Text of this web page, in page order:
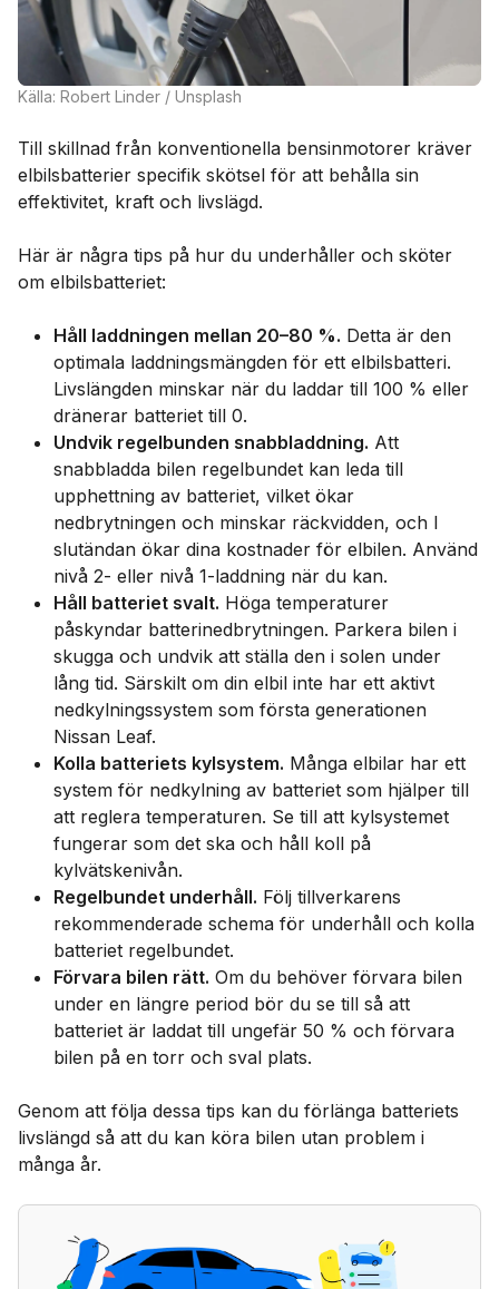
Källa: Robert Linder / Unsplash
Till skillnad från konventionella bensinmotorer kräver
elbilsbatterier specifik skötsel för att behålla sin
effektivitet, kraft och livslägd.
Här är några tips på hur du underhåller och sköter
om elbilsbatteriet:
Håll laddningen mellan 20–80 %. Detta är den
optimala laddningsmängden för ett elbilsbatteri.
Livslängden minskar när du laddar till 100 % eller
dränerar batteriet till 0.
Undvik regelbunden snabbladdning. Att
snabbladda bilen regelbundet kan leda till
upphettning av batteriet, vilket ökar
nedbrytningen och minskar räckvidden, och I
slutändan ökar dina kostnader för elbilen. Använd
nivå 2- eller nivå 1-laddning när du kan.
Håll batteriet svalt. Höga temperaturer
påskyndar batterinedbrytningen. Parkera bilen i
skugga och undvik att ställa den i solen under
lång tid. Särskilt om din elbil inte har ett aktivt
nedkylningssystem som första generationen
Nissan Leaf.
Kolla batteriets kylsystem. Många elbilar har ett
system för nedkylning av batteriet som hjälper till
att reglera temperaturen. Se till att kylsystemet
fungerar som det ska och håll koll på
kylvätskenivån.
Regelbundet underhåll. Följ tillverkarens
rekommenderade schema för underhåll och kolla
batteriet regelbundet.
Förvara bilen rätt. Om du behöver förvara bilen
under en längre period bör du se till så att
batteriet är laddat till ungefär 50 % och förvara
bilen på en torr och sval plats.
Genom att följa dessa tips kan du förlänga batteriets
livslängd så att du kan köra bilen utan problem i
många år.